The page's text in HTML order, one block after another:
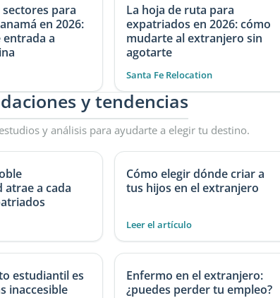
para
en 2026:
a
La hoja de ruta para
expatriados en 2026: cómo
mudarte al extranjero sin
agotarte
Santa Fe Relocation
y tendencias
y análisis para ayudarte a elegir tu destino.
atrae a cada
Cómo elegir dónde criar a
tus hijos en el extranjero
Leer el artículo
estudiantil es
inaccesible
Enfermo en el extranjero:
¿puedes perder tu empleo?